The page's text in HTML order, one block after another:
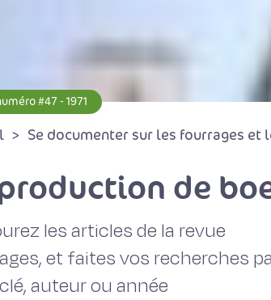
#47 - 1971
Se documenter sur les fourrages et
de
les articles de la revue
et faites vos recherches
auteur ou année